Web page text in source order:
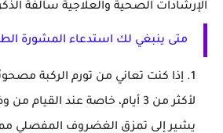
الإرشادات الصحية والعلاجية سالفة
متى ينبغي لك استدعاء المشورة
إذا كنت تعاني من تورم الركبة
لأكثر من 3 أيام، خاصة عند
يشير إلى تمزق الغضروف المفصلي